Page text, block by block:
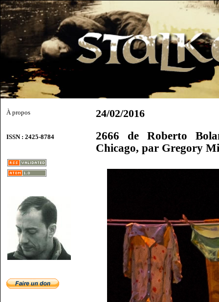
À propos
ISSN : 2425-8784
24/02/2016
2666 de Roberto
Chicago, par Gregory